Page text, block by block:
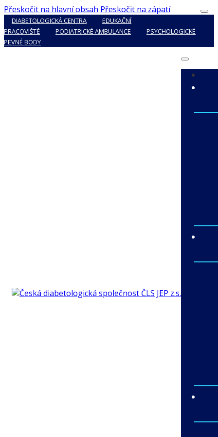
Přeskočit na hlavní obsah Přeskočit na zápatí
DIABETOLOGICKÁ CENTRA
EDUKAČNÍ
PRACOVIŠTĚ
PODIATRICKÉ AMBULANCE
PSYCHOLOGICKÉ
PEVNÉ BODY